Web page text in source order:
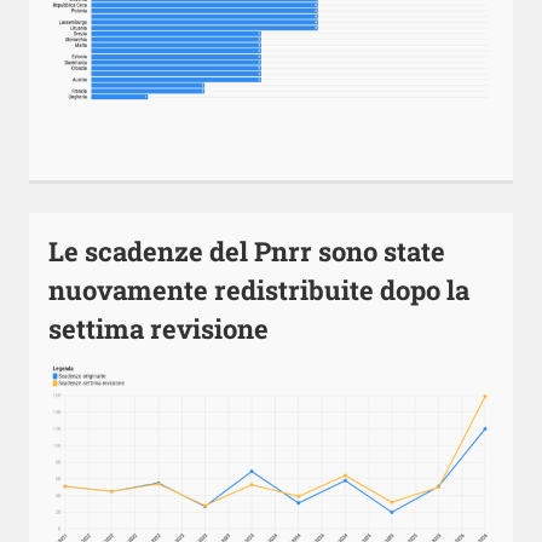
Le scadenze del Pnrr sono state
nuovamente redistribuite dopo la
settima revisione